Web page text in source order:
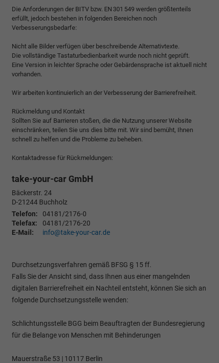
Die Anforderungen der BITV bzw. EN 301 549 werden größtenteils
erfüllt, jedoch bestehen in folgenden Bereichen noch
Verbesserungsbedarfe:
Nicht alle Bilder verfügen über beschreibende Alternativtexte.
Die vollständige Tastaturbedienbarkeit wurde noch nicht geprüft.
Eine Version in leichter Sprache oder Gebärdensprache ist aktuell nicht
vorhanden.
Wir arbeiten kontinuierlich an der Verbesserung der Barrierefreiheit.
Rückmeldung und Kontakt
Sollten Sie auf Barrieren stoßen, die die Nutzung unserer Website
einschränken, teilen Sie uns dies bitte mit. Wir sind bemüht, Ihnen
schnell zu helfen und die Probleme zu beheben.
Kontaktadresse für Rückmeldungen:
take-your-car GmbH
Bäckerstr. 24
D-21244 Buchholz
Telefon:
04181/2176-0
Telefax:
04181/2176-20
E-Mail:
info@take-your-car.de
Durchsetzungsverfahren gemäß BFSG § 15 ff.
Falls Sie der Ansicht sind, dass Ihnen aus einer mangelnden
digitalen Barrierefreiheit ein Nachteil entsteht, können Sie sich an
folgende Durchsetzungsstelle wenden:
Schlichtungsstelle BGG beim Beauftragten der Bundesregierung
für die Belange von Menschen mit Behinderungen
Mauerstraße 53 | 10117 Berlin